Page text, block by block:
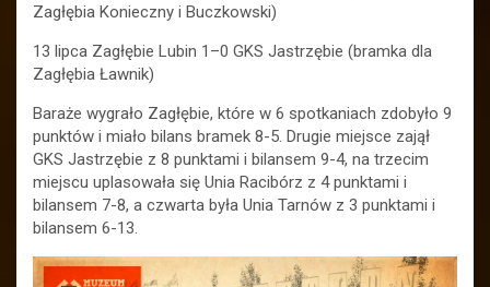
Zagłębia Konieczny i Buczkowski)
13 lipca Zagłębie Lubin 1–0 GKS Jastrzębie (bramka dla
Zagłębia Ławnik)
Baraże wygrało Zagłębie, które w 6 spotkaniach zdobyło 9
punktów i miało bilans bramek 8-5. Drugie miejsce zajął
GKS Jastrzębie z 8 punktami i bilansem 9-4, na trzecim
miejscu uplasowała się Unia Racibórz z 4 punktami i
bilansem 7-8, a czwarta była Unia Tarnów z 3 punktami i
bilansem 6-13.